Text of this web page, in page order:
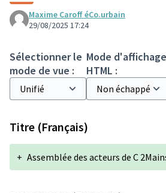
Maxime Caroff éCo.urbain
29/08/2025 17:24
Sélectionner le
mode de vue :
Mode d'affichage
HTML :
Titre (Français)
+ Assemblée des acteurs de C